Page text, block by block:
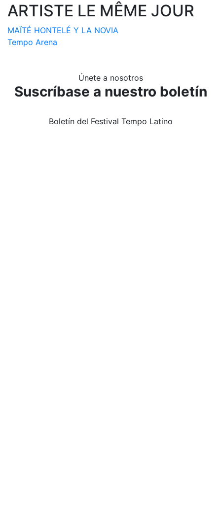
ARTISTE LE MÊME JOUR
MAÏTÉ HONTELÉ Y LA NOVIA
Tempo Arena
Únete a nosotros
Suscríbase a nuestro boletín
Boletín del Festival Tempo Latino